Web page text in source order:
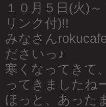
１０月５日(火)
リンク付)!!
みなさん
ださいっ♪
寒くなってきて
ってきましたね
ほっと、あった